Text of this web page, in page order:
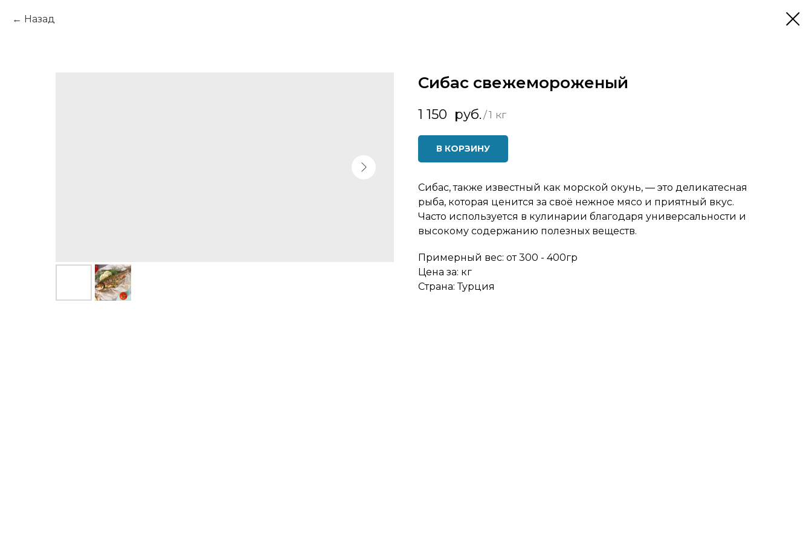
Назад
Сибас свежемороженый
1 150 руб. /1 кг
В КОРЗИНУ
Сибас, также известный как морской окунь, — это деликатесная
рыба, которая ценится за своё нежное мясо и приятный вкус.
Часто используется в кулинарии благодаря универсальности и
высокому содержанию полезных веществ.
Примерный вес: от 300 - 400гр
Цена за: кг
Страна: Турция